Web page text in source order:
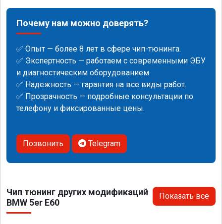
Почему нам можно доверять?
✅ Опыт — более 8 лет в сфере чип-тюнинга.
✅ Экспертность — работаем с современными ЭБУ
и диагностическим оборудованием.
✅ Надежность — гарантия на все виды работ.
✅ Прозрачность — подробные консультации по
телефону и фиксированные цены.
Позвонить Telegram
Чип тюнинг других модификаций
BMW 5er E60
Показать все